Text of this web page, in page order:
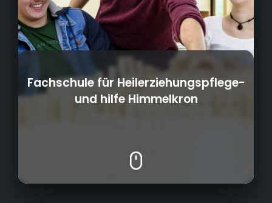
Fachschule für Heilerziehungspflege-
und hilfe Himmelkron